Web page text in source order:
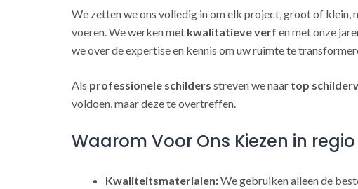
We zetten we ons volledig in om elk project, groot of
voeren. We werken met kwalitatieve verf en met onze
we over de expertise en kennis om uw ruimte te
Als professionele schilders streven we naar top
voldoen, maar deze te overtreffen.
Waarom Voor Ons Kiezen in regio
Kwaliteitsmaterialen:We gebruiken alleen de